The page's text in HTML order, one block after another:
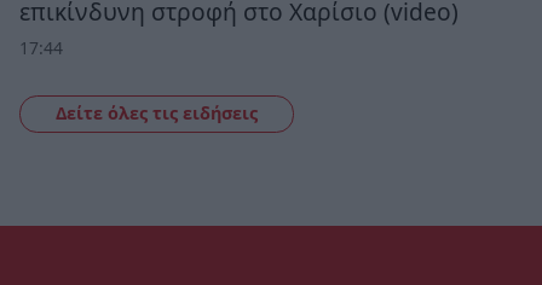
επικίνδυνη στροφή στο Χαρίσιο (video)
17:44
Δείτε όλες τις ειδήσεις